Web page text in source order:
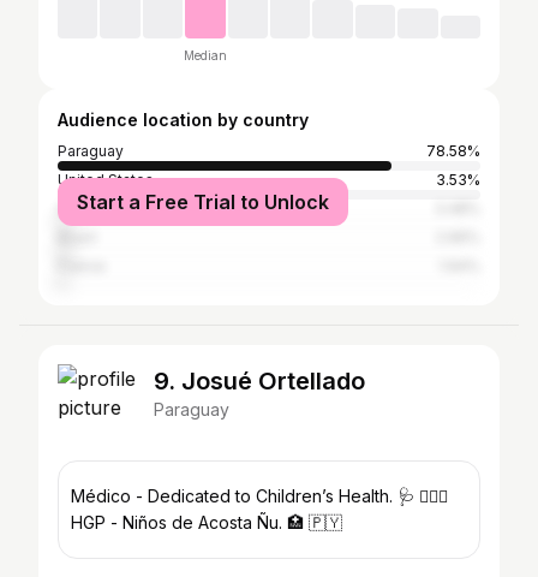
Median
Audience location by country
Paraguay
78.58%
United States
3.53%
Argentina
Start a Free Trial to Unlock
9. Josué Ortellado
Paraguay
Médico - Dedicated to Children’s Health. 🩺 👨🏻‍⚕️
HGP - Niños de Acosta Ñu. 🏥 🇵🇾